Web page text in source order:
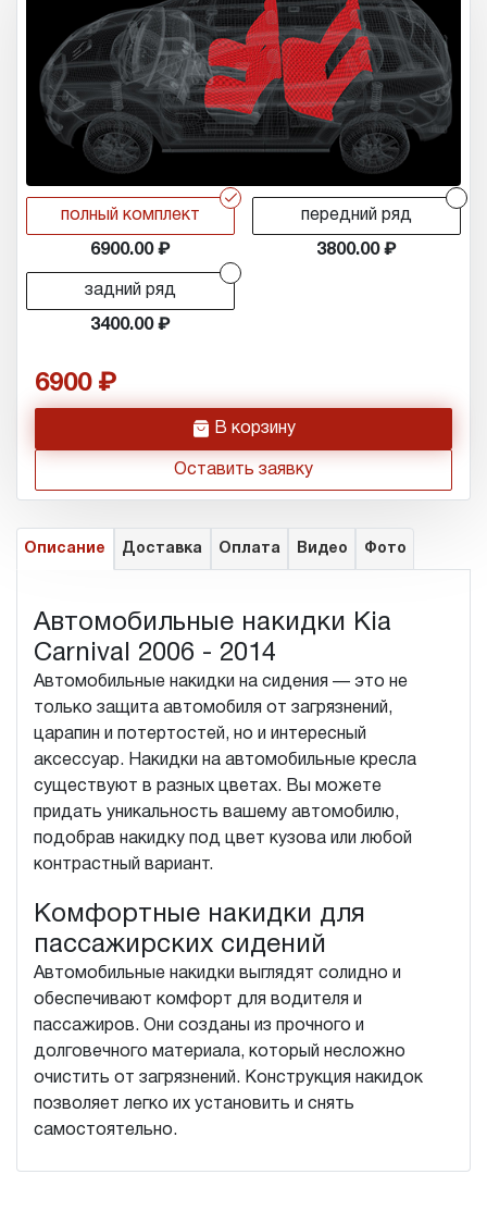
r
полный комплект
6900.00
передний ряд
3800.00
задний ряд
3400.00
6900
h В корзину
Оставить заявку
Описание Доставка Оплата Видео Фото
Автомобильные накидки Kia
Carnival 2006 - 2014
Автомобильные накидки на сидения — это не
только защита автомобиля от загрязнений,
царапин и потертостей, но и интересный
аксессуар. Накидки на автомобильные кресла
существуют в разных цветах. Вы можете
придать уникальность вашему автомобилю,
подобрав накидку под цвет кузова или любой
контрастный вариант.
Комфортные накидки для
пассажирских сидений
Автомобильные накидки выглядят солидно и
обеспечивают комфорт для водителя и
пассажиров. Они созданы из прочного и
долговечного материала, который несложно
очистить от загрязнений. Конструкция накидок
позволяет легко их установить и снять
самостоятельно.